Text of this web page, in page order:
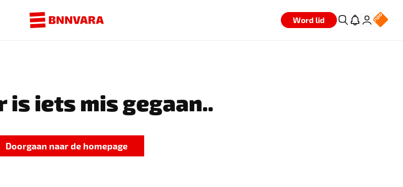
Word lid
is iets mis gegaan..
Doorgaan naar de homepage